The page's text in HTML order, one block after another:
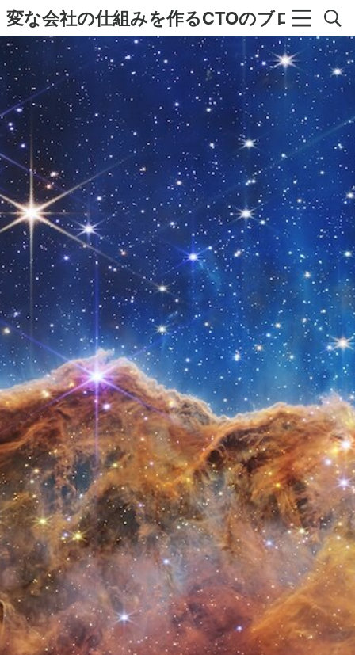
変な会社の仕組みを作るCTOのブログ